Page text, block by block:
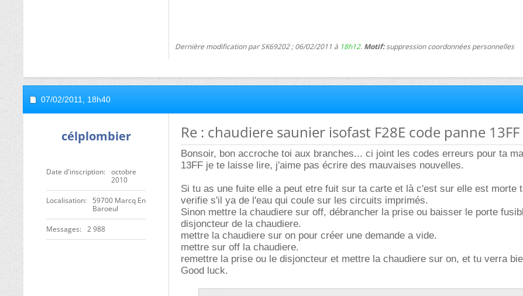
Dernière modification par SK69202 ; 06/02/2011 à 18h12. Motif:suppression coordonnées personnelles
07/02/2011, 18h40
célplombier
Date d'inscription
octobre
2010
Localisation
59700 Marcq En
Baroeul
Messages 2 988
Re : chaudiere saunier isofast F28E code panne 13FF
Bonsoir, bon accroche toi aux branches... ci joint les codes erreurs pour ta
13FF je te laisse lire, j'aime pas écrire des mauvaises nouvelles.
Si tu as une fuite elle a peut etre fuit sur ta carte et là c'est sur elle est morte
verifie s'il ya de l'eau qui coule sur les circuits imprimés.
Sinon mettre la chaudiere sur off, débrancher la prise ou baisser le porte
disjoncteur de la chaudiere.
mettre la chaudiere sur on pour créer une demande a vide.
mettre sur off la chaudiere.
remettre la prise ou le disjoncteur et mettre la chaudiere sur on, et tu verra
Good luck.